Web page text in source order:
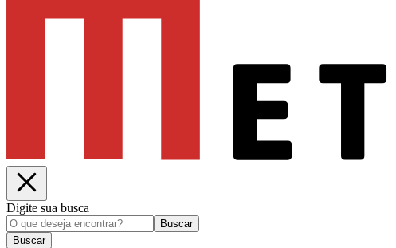
Digite sua busca
Buscar
Buscar